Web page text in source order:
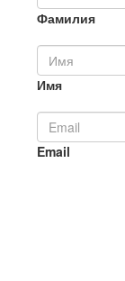
Фамилия
Имя
Email